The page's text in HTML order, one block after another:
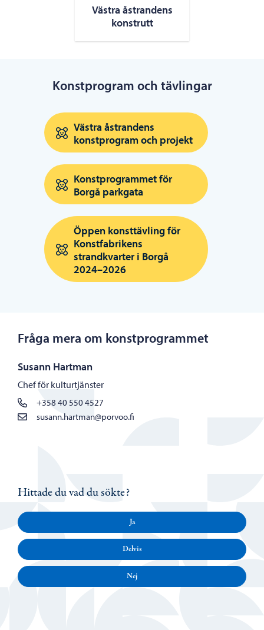
Västra åstrandens
konstrutt
Konstprogram och tävlingar
Västra åstrandens
konstprogram och projekt
Konstprogrammet för
Borgå parkgata
Öppen konsttävling för
Konstfabrikens
strandkvarter i Borgå
2024–2026
Fråga mera om konstprogrammet
Susann Hartman
Chef för kulturtjänster
+358 40 550 4527
susann.hartman@porvoo.fi
Hittade du vad du sökte?
Ja
Delvis
Nej